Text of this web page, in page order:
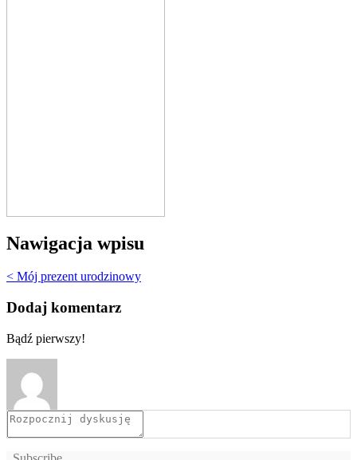
Nawigacja wpisu
< Mój prezent urodzinowy
Dodaj komentarz
Bądź pierwszy!